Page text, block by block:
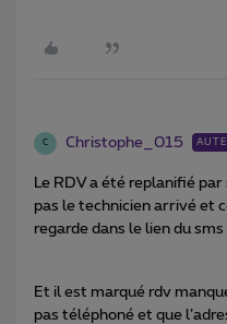
C Christophe_015
Le RDV a été replanifié
pas le technicien arrivé et
regarde dans le lien du
Et il est marqué rdv
pas téléphoné et que